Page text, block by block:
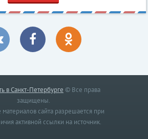
в Санкт-Петербурге © Все права
защищены.
сайта разрешается при
активной ссылки на источник.